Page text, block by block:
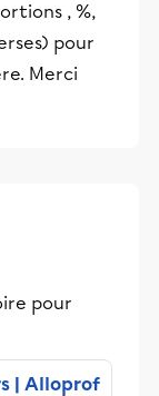
, %,
pour
Merci
pour
| Alloprof